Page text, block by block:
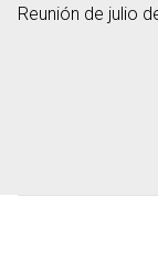
Reunión de julio